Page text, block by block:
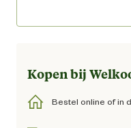
Kopen bij
Bestel online of in